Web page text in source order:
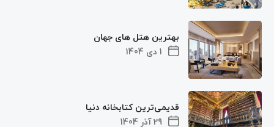
1 دی 1404
بهترین هتل های جهان
29 آذر 1404
قدیمی‌ترین کتابخانه دنیا